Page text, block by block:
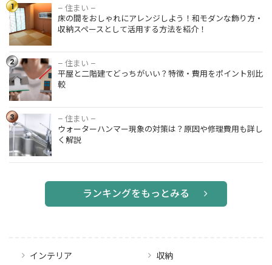
1
床の間をお
しゃれにア
レンジしよ
う！和モダ
ンな飾り
方・収納ス
ペースとし
て活用する
方法を紹
介！
– 住まい –
床の間をおしゃれにアレンジしよう！和モダンな飾り方・
収納スペースとして活用する方法を紹介！
2
平屋と二階
建てどっち
がいい？特
徴・費用を
ポイント別
比較
– 住まい –
平屋と二階建てどっちがいい？特徴・費用をポイント別比
較
3
ウォーター
ハンマー現
象の対策
は？原因や
詳しく解説
– 住まい –
ウォーターハンマー現象の対策は？原因や修理費用も詳し
く解説
ランキングをもっとみる
インテリア
収納